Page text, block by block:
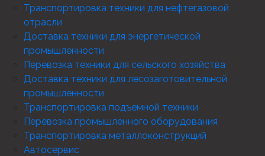
Транспортировка техники для нефтегазовой
отрасли
Доставка техники для энергетической
промышленности
Перевозка техники для сельского хозяйства
Доставка техники для лесозаготовительной
промышленности
Транспортировка подъемной техники
Перевозка промышленного оборудования
Транспортировка металлоконструкций
Автосервис